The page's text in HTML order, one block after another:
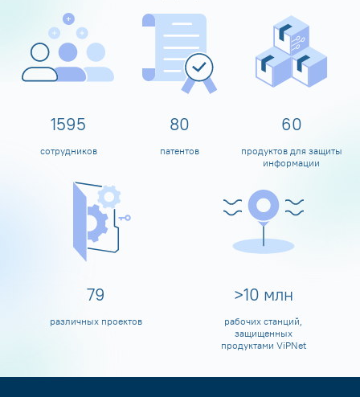
1600
сотрудников
80
патентов
60
продуктов для защиты
информации
80
различных проектов
>10 млн
рабочих станций,
защищенных
продуктами ViPNet